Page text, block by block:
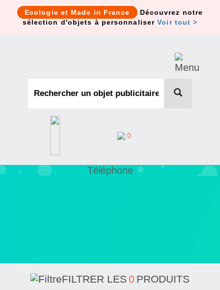
Ecologie et Made in France
Découvrez notre
sélection d'objets à personnaliserVoir tout >
0
Téléphone
FILTRER LES 0 PRODUITS
Cookies management panel